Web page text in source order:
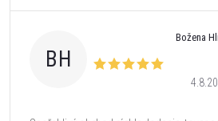
BH
Božena